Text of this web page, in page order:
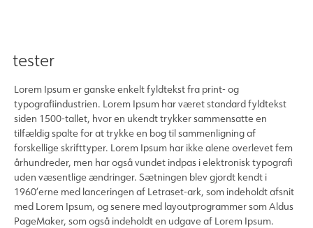
tester
Lorem Ipsum er ganske enkelt fyldtekst fra print- og
typografiindustrien. Lorem Ipsum har været standard fyldtekst
siden 1500-tallet, hvor en ukendt trykker sammensatte en
tilfældig spalte for at trykke en bog til sammenligning af
forskellige skrifttyper. Lorem Ipsum har ikke alene overlevet fem
århundreder, men har også vundet indpas i elektronisk typografi
uden væsentlige ændringer. Sætningen blev gjordt kendt i
1960’erne med lanceringen af Letraset-ark, som indeholdt afsnit
med Lorem Ipsum, og senere med layoutprogrammer som Aldus
PageMaker, som også indeholdt en udgave af Lorem Ipsum.